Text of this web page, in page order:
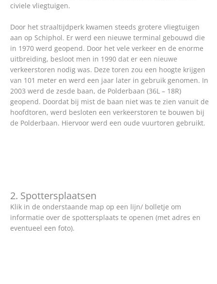
civiele vliegtuigen.
Door het straaltijdperk kwamen steeds grotere vliegtuigen
aan op Schiphol. Er werd een nieuwe terminal gebouwd die
in 1970 werd geopend. Door het vele verkeer en de enorme
uitbreiding, besloot men in 1990 dat er een nieuwe
verkeerstoren nodig was. Deze toren zou een hoogte krijgen
van 101 meter en werd een jaar later in gebruik genomen. In
2003 werd de zesde baan, de Polderbaan (36L – 18R)
geopend. Doordat bij mist de baan niet was te zien vanuit de
hoofdtoren, werd besloten een verkeerstoren te bouwen bij
de Polderbaan. Hiervoor werd een oude vuurtoren gebruikt.
2. Spottersplaatsen
Klik in de onderstaande map op een lijn/ bolletje om
informatie over de spottersplaats te openen (met adres en
eventueel een foto).